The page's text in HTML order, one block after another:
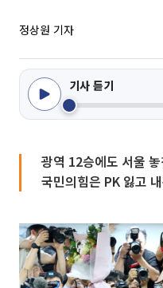
정상원 기자
기사 듣기
광역 12승에도 서울
국민의힘은 PK 잃고